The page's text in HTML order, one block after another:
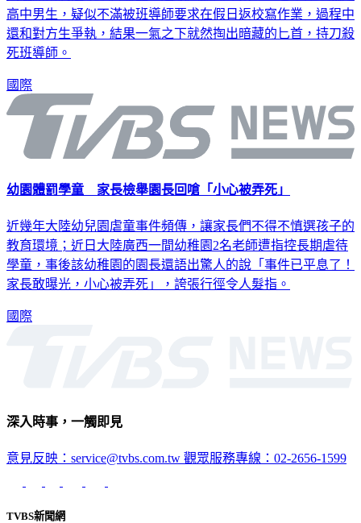
高中男生，疑似不滿被班導師要求在假日返校寫作業，過程中
還和對方生爭執，結果一氣之下就然掏出暗藏的匕首，持刀殺
死班導師。
國際
幼園體罰學童 家長檢舉園長回嗆「小心被弄死」
近幾年大陸幼兒園虐童事件頻傳，讓家長們不得不慎選孩子的
教育環境；近日大陸廣西一間幼稚園2名老師遭指控長期虐待
學童，事後該幼稚園的園長還語出驚人的說「事件已平息了！
家長敢曝光，小心被弄死」，誇張行徑令人髮指。
國際
深入時事，一觸即見
意見反映：service@tvbs.com.tw 觀眾服務專線：02-2656-1599
TVBS新聞網